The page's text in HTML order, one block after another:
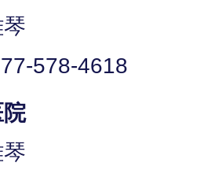
578-4618